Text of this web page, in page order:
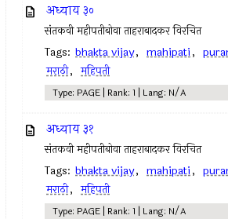
अध्याय ३०
संतकवी महीपतीबोवा ताहराबादकर विरचित
Tags: bhakta vijay, mahipati,
मराठी, महिपती
Type: PAGE | Rank: 1 | Lang: N/A
अध्याय ३१
संतकवी महीपतीबोवा ताहराबादकर विरचित
Tags: bhakta vijay, mahipati,
मराठी, महिपती
Type: PAGE | Rank: 1 | Lang: N/A